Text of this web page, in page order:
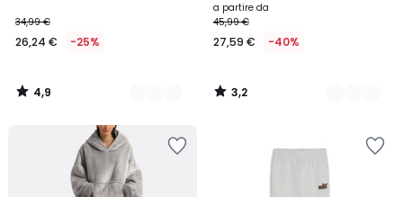
34,99 €
26,24 € -25%
4,9
/
a partire da
45,99 €
27,59 € -40%
3,2
/